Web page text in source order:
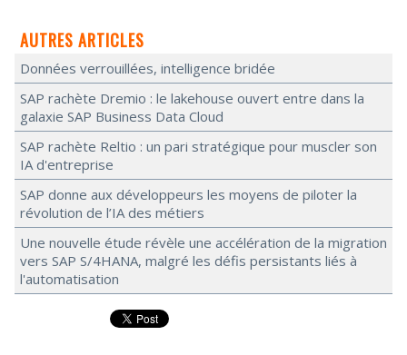
AUTRES ARTICLES
Données verrouillées, intelligence bridée
SAP rachète Dremio : le lakehouse ouvert entre dans la
galaxie SAP Business Data Cloud
SAP rachète Reltio : un pari stratégique pour muscler son
IA d'entreprise
SAP donne aux développeurs les moyens de piloter la
révolution de l’IA des métiers
Une nouvelle étude révèle une accélération de la migration
vers SAP S/4HANA, malgré les défis persistants liés à
l'automatisation